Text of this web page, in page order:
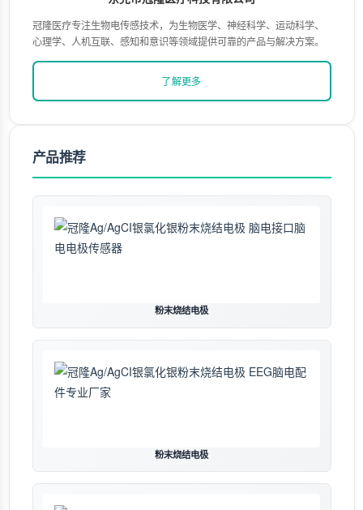
冠隆医疗专注生物电传感技术，为生物医学、神经科学、运动科学、
心理学、人机互联、感知和意识等领域提供可靠的产品与解决方案。
了解更多
产品推荐
粉末烧结电极
粉末烧结电极